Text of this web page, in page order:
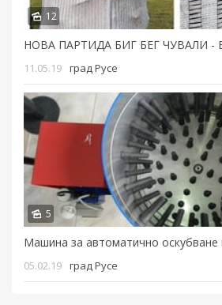
12
11.05.19 град Русе
5
05.02.19 град Русе